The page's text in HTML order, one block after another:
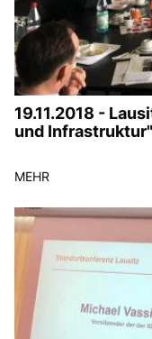
19.11.2018 -
und Infrastruktur"
MEHR